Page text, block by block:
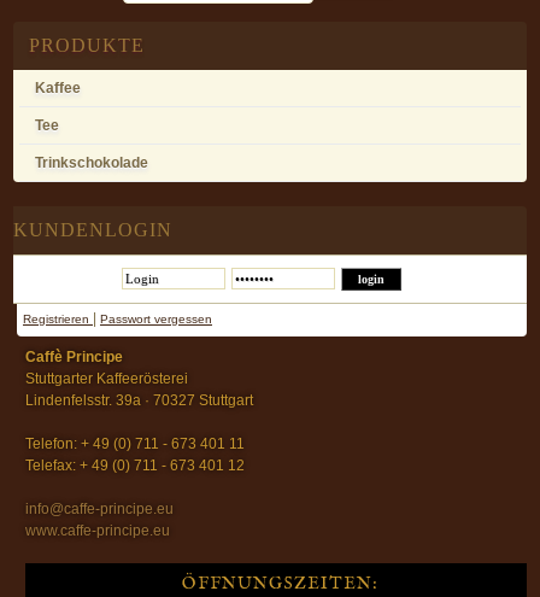
PRODUKTE
Kaffee
Tee
Trinkschokolade
KUNDENLOGIN
Registrieren Passwort vergessen
Caffè Principe
Stuttgarter Kaffeerösterei
Lindenfelsstr. 39a · 70327 Stuttgart
Telefon: + 49 (0) 711 - 673 401 11
Telefax: + 49 (0) 711 - 673 401 12
info@caffe-principe.eu
www.caffe-principe.eu
ÖFFNUNGSZEITEN: